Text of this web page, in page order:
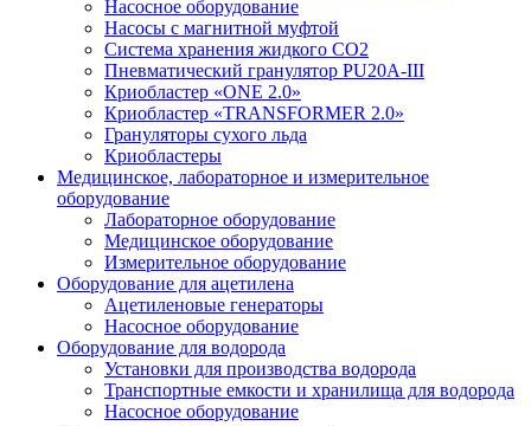
Насосное оборудование
Насосы с магнитной муфтой
Система хранения жидкого CO2
Пневматический гранулятор PU20A-III
Криобластер «ONE 2.0»
Криобластер «TRANSFORMER 2.0»
Грануляторы сухого льда
Криобластеры
Медицинское, лабораторное и измерительное
оборудование
Лабораторное оборудование
Медицинское оборудование
Измерительное оборудование
Оборудование для ацетилена
Ацетиленовые генераторы
Насосное оборудование
Оборудование для водорода
Установки для производства водорода
Транспортные емкости и хранилища для водорода
Насосное оборудование